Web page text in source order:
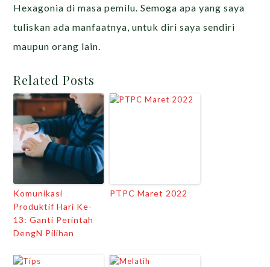
Hexagonia di masa pemilu. Semoga apa yang saya
tuliskan ada manfaatnya, untuk diri saya sendiri
maupun orang lain.
Related Posts
Komunikasi
Produktif Hari Ke-
13: Ganti Perintah
DengN Pilihan
PTPC Maret 2022